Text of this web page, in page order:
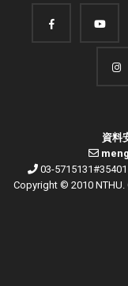
資料
03-
Copyright © 2010